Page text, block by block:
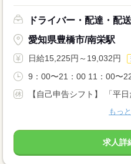
ドライバー・配達・配送
愛知県豊橋市/南栄駅
日給15,225円～19,032円
9：00〜21：00 11：00〜
【自己申告シフト】 「平
もっ
求人詳